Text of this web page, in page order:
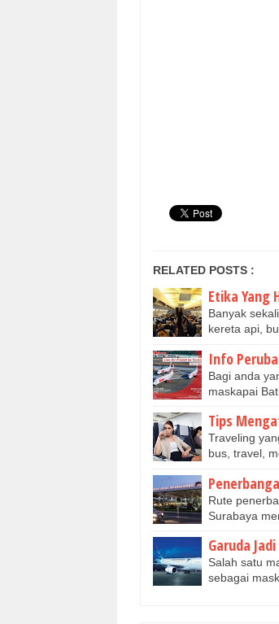
RELATED POSTS :
Etika Yang
Banyak
kereta api,
Info
Bagi anda
maskapai
Tips
Traveling
bus, travel,
Rute
Surabaya
Garuda
Salah satu
sebagai